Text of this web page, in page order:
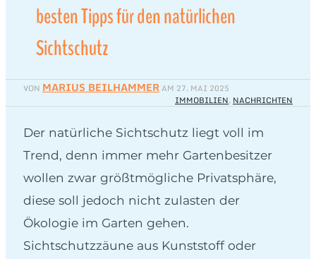
besten Tipps für den natürlichen
Sichtschutz
VON MARIUS BEILHAMMERAM 27. MAI 2025
IMMOBILIEN, NACHRICHTEN
Der natürliche Sichtschutz liegt voll im
Trend, denn immer mehr Gartenbesitzer
wollen zwar größtmögliche Privatsphäre,
diese soll jedoch nicht zulasten der
Ökologie im Garten gehen.
Sichtschutzzäune aus Kunststoff oder